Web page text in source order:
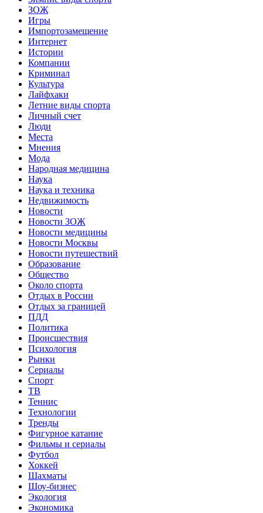
ЗОЖ
Игры
Импортозамещение
Интернет
Истории
Компании
Криминал
Культура
Лайфхаки
Летние виды спорта
Личный счет
Люди
Места
Мнения
Мода
Народная медицина
Наука
Наука и техника
Недвижимость
Новости
Новости ЗОЖ
Новости медицины
Новости Москвы
Новости путешествий
Образование
Общество
Около спорта
Отдых в России
Отдых за границей
ПДД
Политика
Происшествия
Психология
Рынки
Сериалы
Спорт
ТВ
Теннис
Технологии
Тренды
Фигурное катание
Фильмы и сериалы
Футбол
Хоккей
Шахматы
Шоу-бизнес
Экология
Экономика